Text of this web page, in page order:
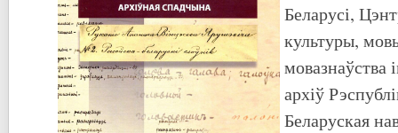
Беларусі,
культуры,
мовазнаўства
архіў
Беларуская